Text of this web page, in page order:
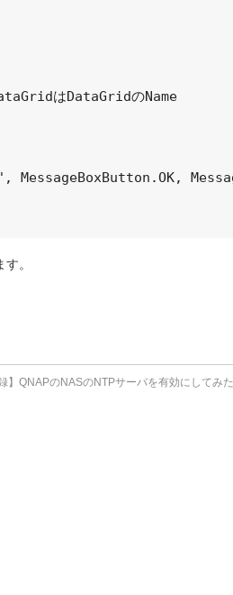
はDataGridのName
MessageBoxButton.OK,
。
録】QNAPのNASのNTPサーバを有効にしてみた